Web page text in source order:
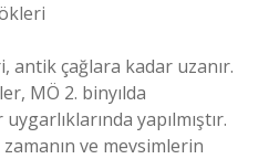
çağlara kadar uzanır.
MÖ 2. binyılda
yapılmıştır.
ve mevsimlerin